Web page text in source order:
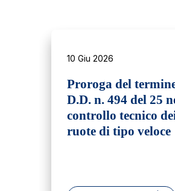
10 Giu 2026
Proroga del
D.D. n. 494 del 25
controllo tecnico
ruote di tipo veloce